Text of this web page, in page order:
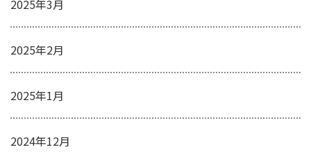
2025年3月
2025年2月
2025年1月
2024年12月